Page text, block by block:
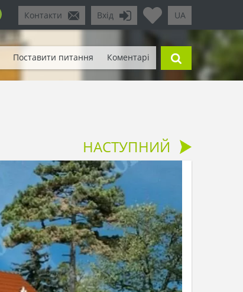
UA
Вхід
Контакти
Поставити питання Коментарі
НАСТУПНИЙ